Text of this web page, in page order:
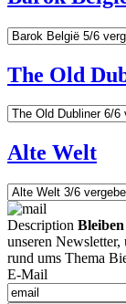
The Old
Alte Welt
Description
unseren
rund ums Thema
E-Mail